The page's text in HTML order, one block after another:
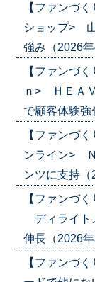
【ファンづ
ショップ>
強み（2026
【ファンづ
ｎ> ＨＥＡ
で顧客体験強
【ファンづ
ンライン>
ンツに支持
【ファンづ
ディライト
伸長（2026
【ファンづ